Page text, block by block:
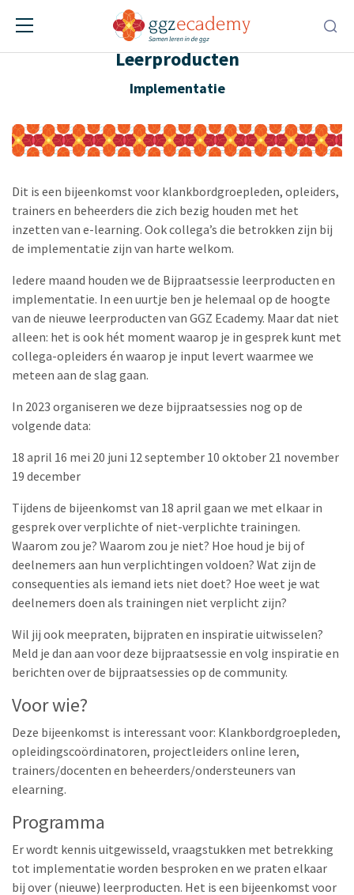
Bijpraten Implementatie &
Leerproducten
Implementatie
Dit is een bijeenkomst voor klankbordgroepleden, opleiders,
trainers en beheerders die zich bezig houden met het
inzetten van e-learning. Ook collega’s die betrokken zijn bij
de implementatie zijn van harte welkom.
Iedere maand houden we de Bijpraatsessie leerproducten en
implementatie. In een uurtje ben je helemaal op de hoogte
van de nieuwe leerproducten van GGZ Ecademy. Maar dat niet
alleen: het is ook hét moment waarop je in gesprek kunt met
collega-opleiders én waarop je input levert waarmee we
meteen aan de slag gaan.
In 2023 organiseren we deze bijpraatsessies nog op de
volgende data:
18 april 16 mei 20 juni 12 september 10 oktober 21 november
19 december
Tijdens de bijeenkomst van 18 april gaan we met elkaar in
gesprek over verplichte of niet-verplichte trainingen.
Waarom zou je? Waarom zou je niet? Hoe houd je bij of
deelnemers aan hun verplichtingen voldoen? Wat zijn de
consequenties als iemand iets niet doet? Hoe weet je wat
deelnemers doen als trainingen niet verplicht zijn?
Wil jij ook meepraten, bijpraten en inspiratie uitwisselen?
Meld je dan aan voor deze bijpraatsessie en volg inspiratie en
berichten over de bijpraatsessies op de community.
Voor wie?
Deze bijeenkomst is interessant voor: Klankbordgroepleden,
opleidingscoördinatoren, projectleiders online leren,
trainers/docenten en beheerders/ondersteuners van
elearning.
Programma
Er wordt kennis uitgewisseld, vraagstukken met betrekking
tot implementatie worden besproken en we praten elkaar
bij over (nieuwe) leerproducten. Het is een bijeenkomst voor